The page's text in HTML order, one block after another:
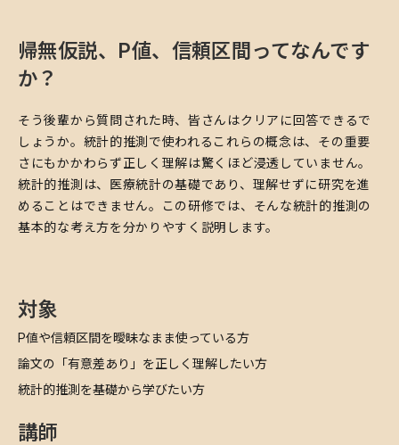
帰無仮説、P値、信頼区間ってなんです
か？
そう後輩から質問された時、皆さんはクリアに回答できるで
しょうか。統計的推測で使われるこれらの概念は、その重要
さにもかかわらず正しく理解は驚くほど浸透していません。
統計的推測は、医療統計の基礎であり、理解せずに研究を進
めることはできません。この研修では、そんな統計的推測の
基本的な考え方を分かりやすく説明します。
対象
​P値や信頼区間を曖昧なまま使っている方
​論文の「有意差あり」を正しく理解したい方
​統計的推測を基礎から学びたい方
講師